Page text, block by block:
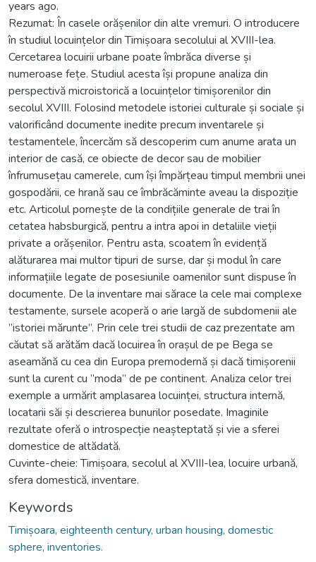
years ago.
Rezumat: În casele orășenilor din alte vremuri. O introducere
în studiul locuințelor din Timișoara secolului al XVIII-lea.
Cercetarea locuirii urbane poate îmbrăca diverse și
numeroase fețe. Studiul acesta își propune analiza din
perspectivă microistorică a locuințelor timișorenilor din
secolul XVIII. Folosind metodele istoriei culturale și sociale și
valorificând documente inedite precum inventarele și
testamentele, încercăm să descoperim cum anume arata un
interior de casă, ce obiecte de decor sau de mobilier
înfrumusețau camerele, cum își împărțeau timpul membrii unei
gospodării, ce hrană sau ce îmbrăcăminte aveau la dispoziție
etc. Articolul pornește de la condițiile generale de trai în
cetatea habsburgică, pentru a intra apoi in detaliile vieții
private a orășenilor. Pentru asta, scoatem în evidență
alăturarea mai multor tipuri de surse, dar și modul în care
informațiile legate de posesiunile oamenilor sunt dispuse în
documente. De la inventare mai sărace la cele mai complexe
testamente, sursele acoperă o arie largă de subdomenii ale
”istoriei mărunte”. Prin cele trei studii de caz prezentate am
căutat să arătăm dacă locuirea în orașul de pe Bega se
aseamănă cu cea din Europa premodernă și dacă timișorenii
sunt la curent cu ”moda” de pe continent. Analiza celor trei
exemple a urmărit amplasarea locuinței, structura internă,
locatarii săi și descrierea bunurilor posedate. Imaginile
rezultate oferă o introspecție neașteptată și vie a sferei
domestice de altădată.
Cuvinte-cheie: Timișoara, secolul al XVIII-lea, locuire urbană,
sfera domestică, inventare.
Keywords
Timișoara, eighteenth century, urban housing, domestic
sphere, inventories.